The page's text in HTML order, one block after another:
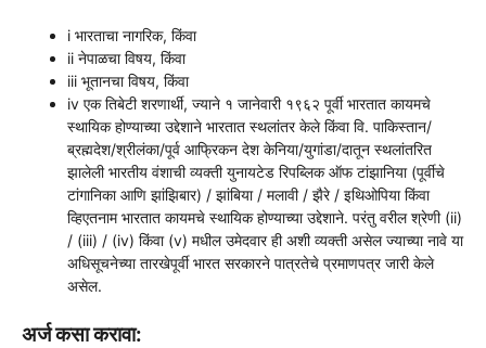
i भारताचा नागरिक, किंवा
ii नेपाळचा विषय, किंवा
iii भूतानचा विषय, किंवा
iv एक तिबेटी शरणार्थी, ज्याने १ जानेवारी १९६२ पूर्वी भारतात कायमचे
स्थायिक होण्याच्या उद्देशाने भारतात स्थलांतर केले किंवा वि. पाकिस्तान/
ब्रह्मदेश/श्रीलंका/पूर्व आफ्रिकन देश केनिया/युगांडा/दातून स्थलांतरित
झालेली भारतीय वंशाची व्यक्ती युनायटेड रिपब्लिक ऑफ टांझानिया (पूर्वीचे
टांगानिका आणि झांझिबार) / झांबिया / मलावी / झैरे / इथिओपिया किंवा
व्हिएतनाम भारतात कायमचे स्थायिक होण्याच्या उद्देशाने. परंतु वरील श्रेणी (ii)
/ (iii) / (iv) किंवा (v) मधील उमेदवार ही अशी व्यक्ती असेल ज्याच्या नावे या
अधिसूचनेच्या तारखेपूर्वी भारत सरकारने पात्रतेचे प्रमाणपत्र जारी केले
असेल.
अर्ज कसा करावा: